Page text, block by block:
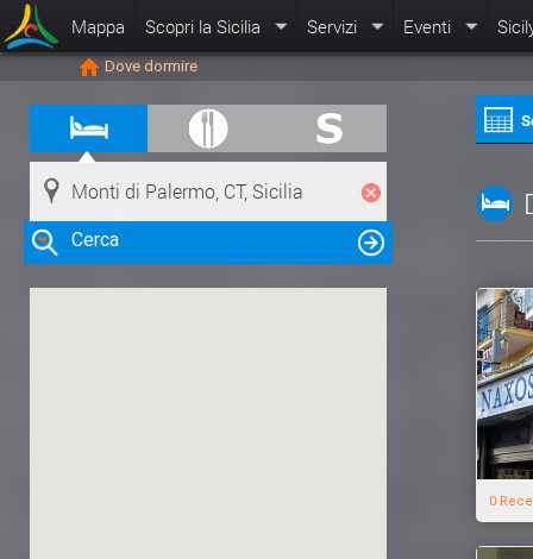
Mappa Scopri la Sicilia Servizi Eventi
Dove dormire
Cerca
0